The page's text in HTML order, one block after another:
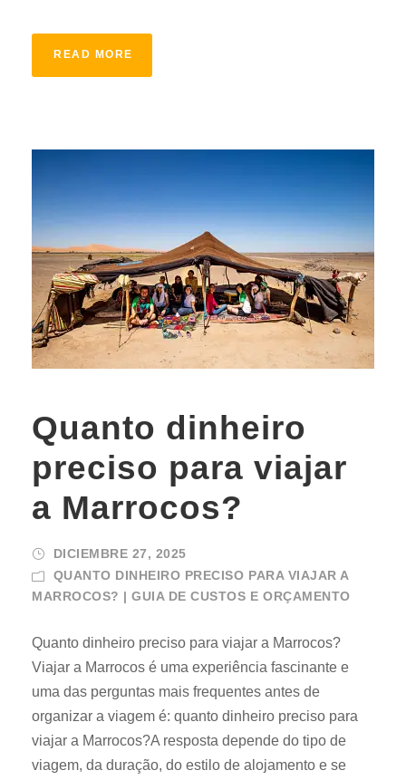
READ MORE
Quanto dinheiro
preciso para viajar
a Marrocos?
DICIEMBRE 27, 2025
QUANTO DINHEIRO PRECISO PARA VIAJAR A
MARROCOS? | GUIA DE CUSTOS E ORÇAMENTO
Quanto dinheiro preciso para viajar a Marrocos?
Viajar a Marrocos é uma experiência fascinante e
uma das perguntas mais frequentes antes de
organizar a viagem é: quanto dinheiro preciso para
viajar a Marrocos?A resposta depende do tipo de
viagem, da duração, do estilo de alojamento e se